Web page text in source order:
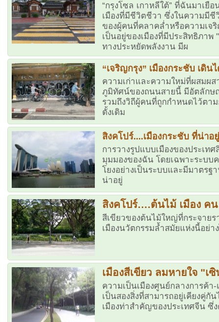
“กรุงโซล เกาหลีใต้” ที่ฉันมาเยื
เมืองที่มีชีวิตชีวา ซึ่งในความมี
ของผู้คนที่คลาคล่ำหรือความเจ
เป็นอยู่ของเมืองที่มีประสิทธิภาพ
ทางประหยัดพลังงาน มีผ
“เจริญกรุง” เมืองกระชับ เดิน
ความเก่าและความใหม่ที่ผสมผ
ภูมิทัศน์ของถนนสายนี้ มีอัตลักษ
รวมถึงวิถีผู้คนที่ถูกกำหนดไว้ตา
ดั้งเดิม
สิงคโปร์....เมืองกระชับ ที่น่าอยู่
การวางรูปแบบเมืองของประเท
มุมมองของฉัน โดยเฉพาะระบบ
โยงอย่างเป็นระบบและมีมาตรฐ
น่าอยู่
สิงคโปร์….ต้นไม้ เมือง คน
สีเขียวของต้นไม้ใหญ่ที่กระจาย
เมืองนวัตกรรมล้ำสมัยแห่งนี้อย่า
เมืองสีเขียว ลมหายใจ "เซิ
ความเป็นเมืองศูนย์กลางการค้า
เป็นสองสิ่งที่สามารถอยู่เคียงคู่กั
เมืองท่าสำคัญของประเทศจีน ซึ่